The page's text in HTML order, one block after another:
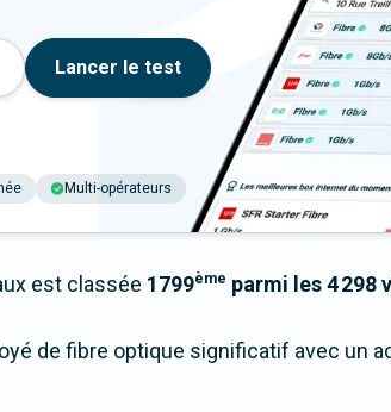
Lancer le test
Multi-opérateurs
est classée 1799ème parmi les 4 298
de fibre optique significatif avec un